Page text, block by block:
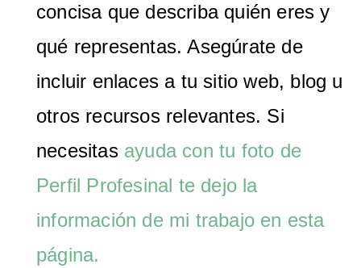
concisa que describa quién eres y
qué representas. Asegúrate de
incluir enlaces a tu sitio web, blog u
otros recursos relevantes. Si
necesitas ayuda con tu foto de
Perfil Profesinal te dejo la
información de mi trabajo en esta
página.